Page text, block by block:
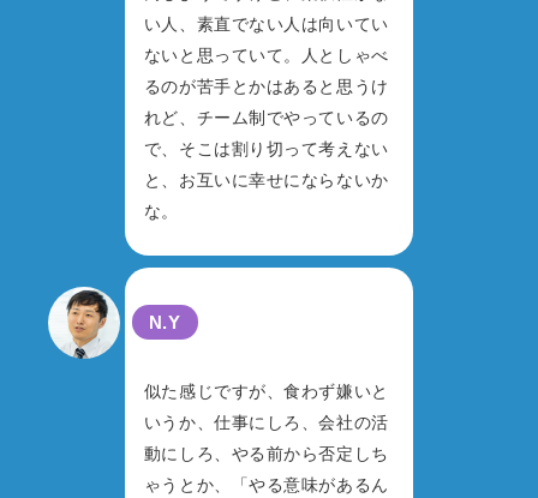
い人、素直でない人は向いてい
ないと思っていて。人としゃべ
るのが苦手とかはあると思うけ
れど、チーム制でやっているの
で、そこは割り切って考えない
と、お互いに幸せにならないか
な。
N.Y
似た感じですが、食わず嫌いと
いうか、仕事にしろ、会社の活
動にしろ、やる前から否定しち
ゃうとか、「やる意味があるん